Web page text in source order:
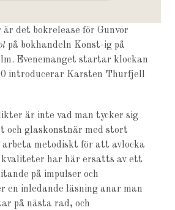
är det bokrelease för Gunvor
på bokhandeln Konst-ig på
Evenemanget startar klockan
introducerar Karsten Thurfjell
är inte vad man tycker sig
och glaskonstnär med stort
metodiskt för att avlocka
kvaliteter har här ersatts av ett
på impulser och
en inledande läsning anar man
på nästa rad, och